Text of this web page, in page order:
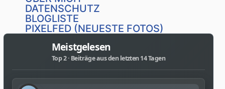
DATENSCHUTZ
BLOGLISTE
PIXELFED (NEUESTE FOTOS)
Meistgelesen
Top 2 · Beiträge aus den letzten 14 Tagen